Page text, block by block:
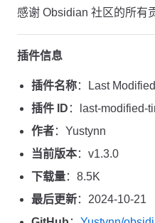
感谢 Obsidian 社区的所有
插件信息
插件名称：Last
插件 ID ：last-modified-
作者：Yustynn
当前版本：v1.3.0
下载量：8.5K
最后更新：2024-10-21